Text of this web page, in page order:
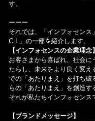
す。
ーーー
それでは、「インフォセンス
C.I.」の一部を紹介します。
【インフォセンスの企業理念】
お客さまから喜ばれ、社会に
たらし、未来をより良く変え
での「あたりまえ」を打ち破
らの「あたりまえ」を創造す
それが私たちインフォセンス
【ブランドメッセージ】